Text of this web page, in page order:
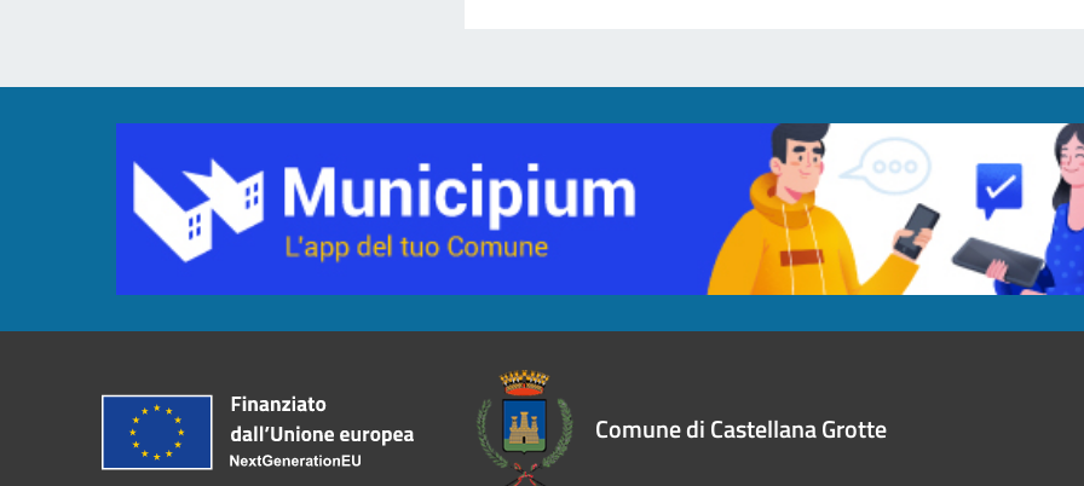
Comune di Castellana Grotte